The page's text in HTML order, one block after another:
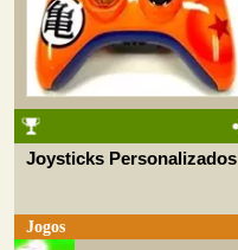
Joysticks Personalizados
Jogos